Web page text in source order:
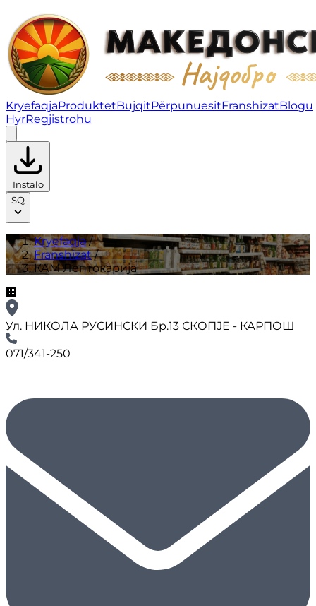
КАМ Лептокарија | Franshizat
KryefaqjaProduktetBujqitPërpunuesitFranshizatBlogu
HyrRegjistrohu
Instalo
SQ
Kryefaqja/
Franshizat/
КАМ Лептокарија
🏢
Ул. НИКОЛА РУСИНСКИ Бр.13 СКОПЈЕ - КАРПОШ
071/341-250